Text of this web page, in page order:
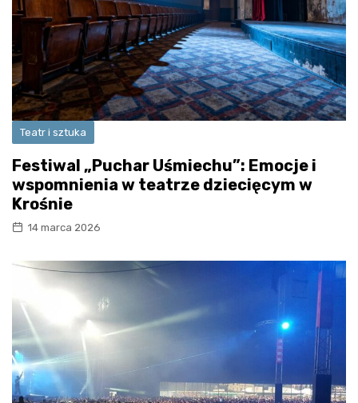
Teatr i sztuka
Festiwal „Puchar Uśmiechu”: Emocje i
wspomnienia w teatrze dziecięcym w
Krośnie
14 marca 2026